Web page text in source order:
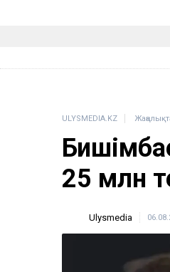
ULYSMEDIA.KZ
25 млн
Ulysmedia